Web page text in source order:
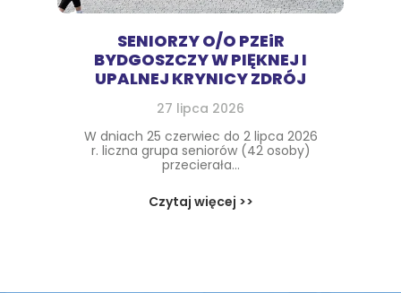
SENIORZY O/O PZEiR
BYDGOSZCZY W PIĘKNEJ I
UPALNEJ KRYNICY ZDRÓJ
27 lipca 2026
W dniach 25 czerwiec do 2 lipca 2026
r. liczna grupa seniorów (42 osoby)
przecierała...
Czytaj więcej >>